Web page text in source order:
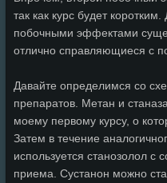
так как курс будет
побочными эффектами
отлично справляющиеся с
Давайте определимся со
препаратов. Метан и
моему первому курсу, о
Затем в течение
используется станозолол с
приема. Сустанон можно